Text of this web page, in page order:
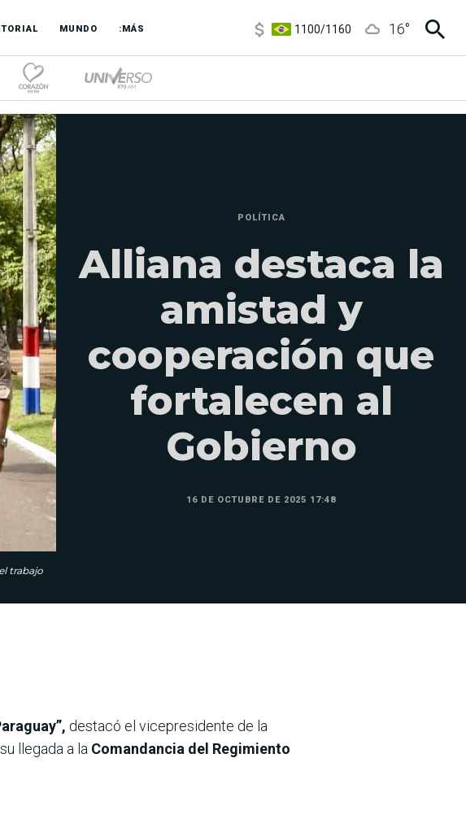
MUNDO :MÁS
3,8/4
16°
trabajo
POLÍTICA
Alliana destaca la
amistad y
cooperación que
fortalecen al
Gobierno
16 DE OCTUBRE DE 2025 17:48
destacó el vicepresidente de la
llegada a la Comandancia del Regimiento